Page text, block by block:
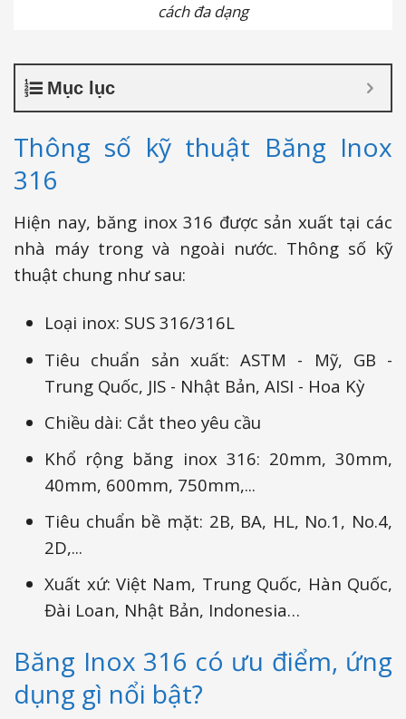
cách đa dạng
Mục lục
Thông số kỹ thuật Băng Inox
316
Hiện nay, băng inox 316 được sản xuất tại các
nhà máy trong và ngoài nước. Thông số kỹ
thuật chung như sau:
Loại inox: SUS 316/316L
Tiêu chuẩn sản xuất: ASTM - Mỹ, GB -
Trung Quốc, JIS - Nhật Bản, AISI - Hoa Kỳ
Chiều dài: Cắt theo yêu cầu
Khổ rộng băng inox 316: 20mm, 30mm,
40mm, 600mm, 750mm,...
Tiêu chuẩn bề mặt: 2B, BA, HL, No.1, No.4,
2D,...
Xuất xứ: Việt Nam, Trung Quốc, Hàn Quốc,
Đài Loan, Nhật Bản, Indonesia…
Băng Inox 316 có ưu điểm, ứng
dụng gì nổi bật?